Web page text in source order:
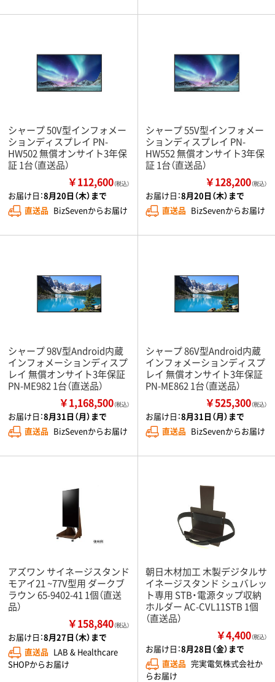
シャープ 50V型インフォメー
ションディスプレイ PN-
HW502 無償オンサイト3年保
証 1台（直送品）
￥112,600（税込）
お届け日：8月20日（木）まで
直送品 BizSevenからお届け
シャープ 55V型インフォメー
ションディスプレイ PN-
HW552 無償オンサイト3年保
証 1台（直送品）
￥128,200（税込）
お届け日：8月20日（木）まで
直送品 BizSevenからお届け
シャープ 98V型Android内蔵
インフォメーションディスプ
レイ 無償オンサイト3年保証
PN-ME982 1台（直送品）
￥1,168,500（税込）
お届け日：8月31日（月）まで
直送品 BizSevenからお届け
シャープ 86V型Android内蔵
インフォメーションディスプ
レイ 無償オンサイト3年保証
PN-ME862 1台（直送品）
￥525,300（税込）
お届け日：8月31日（月）まで
直送品 BizSevenからお届け
アズワン サイネージスタンド
モアイ21 ~77V型用 ダークブ
ラウン 65-9402-41 1個（直送
品）
￥158,840（税込）
お届け日：8月27日（木）まで
直送品 LAB & Healthcare
SHOPからお届け
朝日木材加工 木製デジタルサ
イネージスタンド シュバレッ
ト専用 STB・電源タップ収納
ホルダー AC-CVL11STB 1個
（直送品）
￥4,400（税込）
お届け日：8月28日（金）まで
直送品 完実電気株式会社か
らお届け